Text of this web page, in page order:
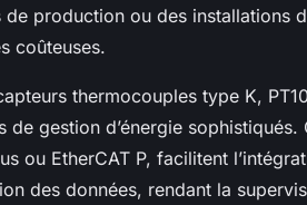
de production ou des installations
coûteuses.
thermocouples type K,
de gestion d’énergie sophistiqués.
ou EtherCAT P, facilitent
des données, rendant la